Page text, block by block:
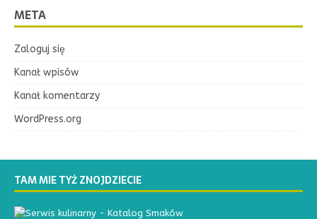
META
Zaloguj się
Kanał wpisów
Kanał komentarzy
WordPress.org
TAM MIE TYŻ ZNOJDZIECIE